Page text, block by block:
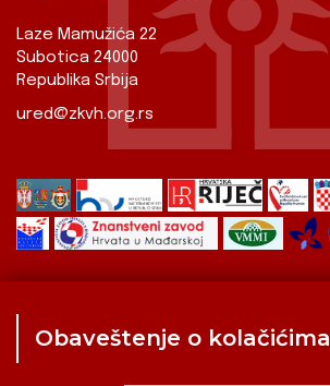
Laze Mamužića 22
Subotica 24000
Republika Srbija
ured@zkvh.org.rs
Obaveštenje o kolačićima